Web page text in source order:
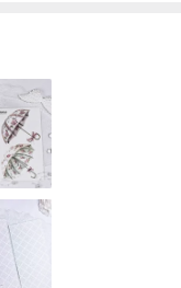
eco-friendly and
wood texture
of non-toxic
coaster is 10 cm
It’s the ultimate